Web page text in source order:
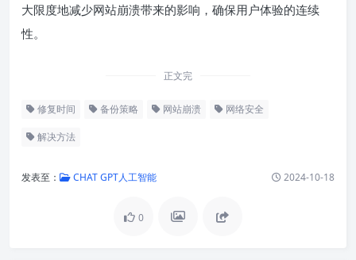
大限度地减少网站崩溃带来的影响，确保用户体验的连续
性。
正文完
修复时间 备份策略 网站崩溃 网络安全
解决方法
发表至： CHAT GPT人工智能 2024-10-18
0